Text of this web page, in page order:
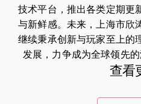
技术平台，推出各类定期更
与新鲜感。未来，上海市欣
继续秉承创新与玩家至上的
发展，力争成为全球领先
查看